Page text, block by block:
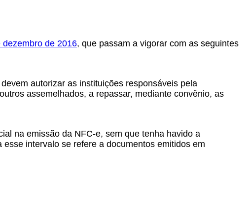
de 2016, que passam a vigorar com as seguintes
autorizar as instituições responsáveis pela
assemelhados, a repassar, mediante convênio, as
na emissão da NFC-e, sem que tenha havido a
intervalo se refere a documentos emitidos em